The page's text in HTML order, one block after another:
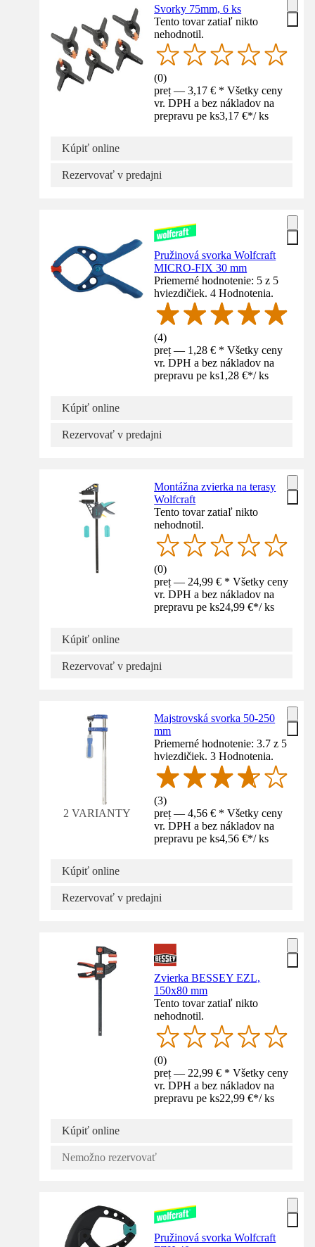
Svorky 75mm, 6 ks
Tento tovar zatiaľ nikto
nehodnotil.
(0)
preț — 3,17 € * Všetky ceny
vr. DPH a bez nákladov na
prepravu pe ks3,17 €*/ ks
Kúpiť online
Rezervovať v predajni
Pružinová svorka Wolfcraft
MICRO-FIX 30 mm
Priemerné hodnotenie: 5 z 5
hviezdičiek. 4 Hodnotenia.
(4)
preț — 1,28 € * Všetky ceny
vr. DPH a bez nákladov na
prepravu pe ks1,28 €*/ ks
Kúpiť online
Rezervovať v predajni
Montážna zvierka na terasy
Wolfcraft
Tento tovar zatiaľ nikto
nehodnotil.
(0)
preț — 24,99 € * Všetky ceny
vr. DPH a bez nákladov na
prepravu pe ks24,99 €*/ ks
Kúpiť online
Rezervovať v predajni
2 VARIANTY
Majstrovská svorka 50-250
mm
Priemerné hodnotenie: 3.7 z 5
hviezdičiek. 3 Hodnotenia.
(3)
preț — 4,56 € * Všetky ceny
vr. DPH a bez nákladov na
prepravu pe ks4,56 €*/ ks
Kúpiť online
Rezervovať v predajni
Zvierka BESSEY EZL,
150x80 mm
Tento tovar zatiaľ nikto
nehodnotil.
(0)
preț — 22,99 € * Všetky ceny
vr. DPH a bez nákladov na
prepravu pe ks22,99 €*/ ks
Kúpiť online
Nemožno rezervovať
Pružinová svorka Wolfcraft